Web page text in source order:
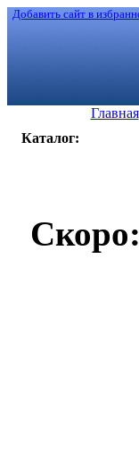
Добавить сайт в
Главная
Каталог: